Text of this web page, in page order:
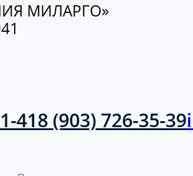
МИЛАРГО»
418 (903) 726-35-39